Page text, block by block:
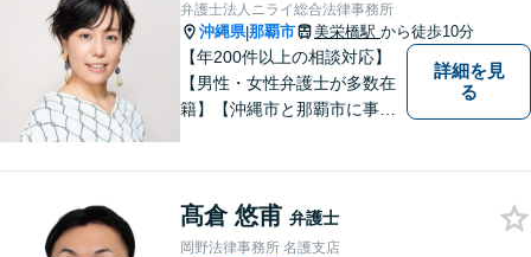
弁護士法人ニライ総合法律事務所
沖縄県|那覇市 美栄橋駅 から徒歩10分
【年200件以上の相談対応】
【男性・女性弁護士が多数在
籍】【沖縄市と那覇市に事務
らではの習慣」を熟知した弁
護士が多数在籍。
詳細を見
る
髙倉 悠甫 弁護士
岡野法律事務所 名護支店